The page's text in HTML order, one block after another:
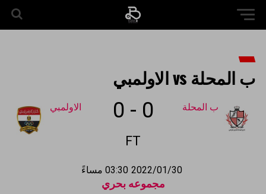
ب المحلة vs الاولمبي
ب المحلة 0
-
0
FT
الاولمبي
2022/01/30 03:30 مساءً
مجموعه بحري